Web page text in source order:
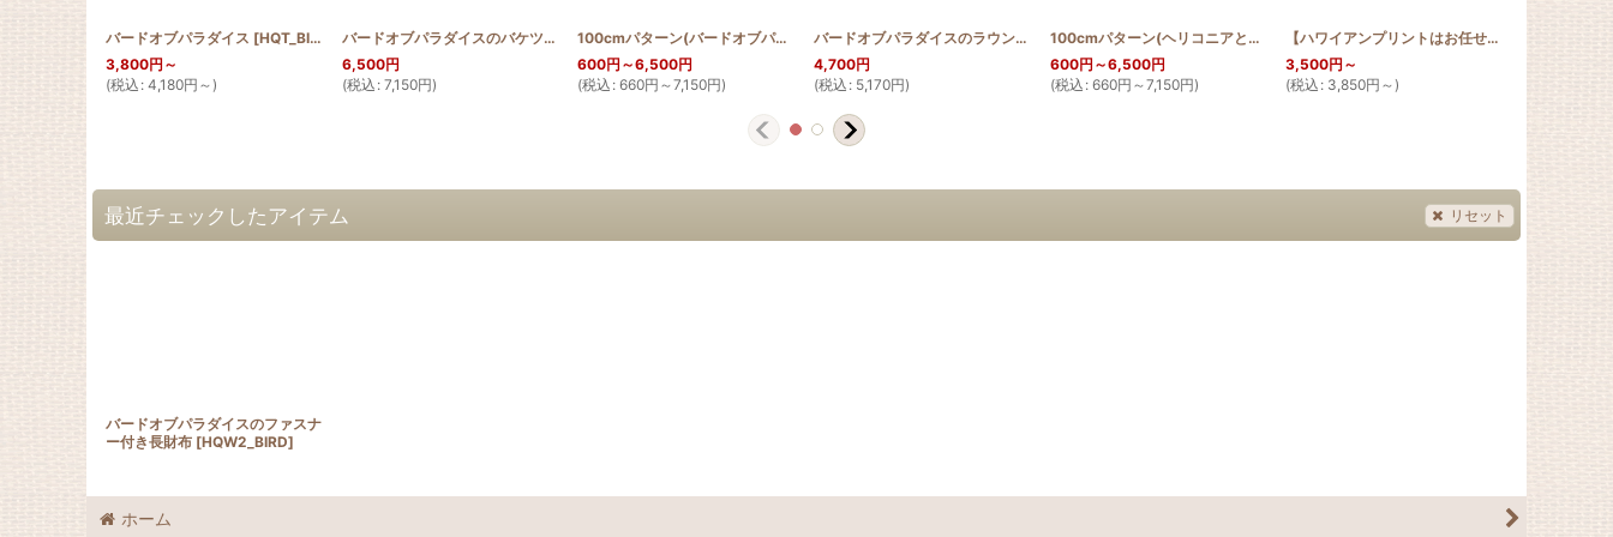
バードオブパラダイス [HQT_BIRD
3,800円 ～
(税込 : 4,180円 ～)
バードオブパラダイスのバケツトート [HQB_BTOTE_BIRD]
6,500円
(税込 : 7,150円)
100cmパターン(バードオブパラダイス) [PATTERN_T110_BIRD]
600円 ～6,500円
(税込 : 660円 ～7,150円)
バードオブパラダイスのラウンドバッグミニ [HQRMINI_BIRD]
4,700円
(税込 : 5,170円)
100cmパターン(ヘリコニアとバードオブパラダイス) [PATTERN_T110_HEL
600円 ～6,500円
(税込 : 660円 ～7,150円)
【ハワイアンプリントはお任せ】お散歩 サコッシュ バードオブパラダイス
3,500円 ～
(税込 : 3,850円 ～) 円
最近チェックしたアイテム リセット
バードオブパラダイスのファスナ
ー付き長財布 [HQW2_BIRD]
ホーム